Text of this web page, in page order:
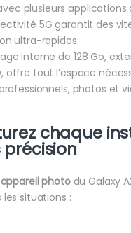
plusieurs applications
5G garantit des
ultra-rapides.
interne de 128 Go,
offre tout l’espace
photos et
chaque
photodu Galaxy
situations :